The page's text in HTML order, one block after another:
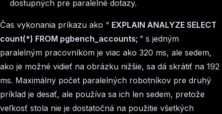
dostupných pre paralelné dotazy.
Čas vykonania príkazu ako “ EXPLAIN ANALYZE SELECT
count(*) FROM pgbench_accounts; ” s jedným
paralelným pracovníkom je viac ako 320 ms, ale sedem,
ako je možné vidieť na obrázku nižšie, sa dá skrátiť na 192
ms. Maximálny počet paralelných robotníkov pre druhý
príklad je desať, ale používa sa ich len sedem, pretože
veľkosť stola nie je dostatočná na použitie všetkých